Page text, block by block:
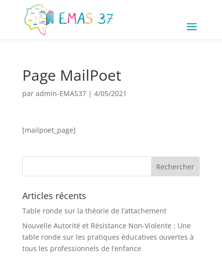
Page MailPoet
par admin-EMAS37| 4/05/2021
[mailpoet_page]
Articles récents
Table ronde sur la théorie de l’attachement
Nouvelle Autorité et Résistance Non-Violente : Une
table ronde sur les pratiques éducatives ouvertes à
tous les professionnels de l’enfance